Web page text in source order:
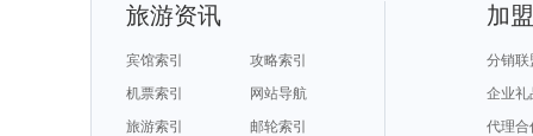
旅游资讯
宾馆索引
攻略索引
机票索引
网站导航
旅游索引
邮轮索引
加
分销联
企业礼
代理合